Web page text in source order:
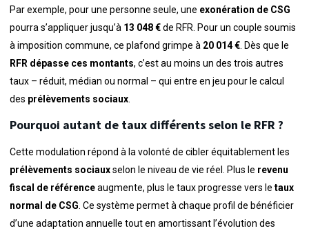
Par exemple, pour une personne seule, une exonération de CSG
pourra s’appliquer jusqu’à 13 048 €de RFR. Pour un couple soumis
à imposition commune, ce plafond grimpe à 20 014 € . Dès que le
RFR dépasse ces montants, c’est au moins un des trois autres
taux – réduit, médian ou normal – qui entre en jeu pour le calcul
des prélèvements sociaux
Pourquoi autant de taux différents selon le RFR ?
Cette modulation répond à la volonté de cibler équitablement les
prélèvements sociauxselon le niveau de vie réel. Plus le revenu
fiscal de référenceaugmente, plus le taux progresse vers le taux
normal de CSG . Ce système permet à chaque profil de bénéficier
d’une adaptation annuelle tout en amortissant l’évolution des